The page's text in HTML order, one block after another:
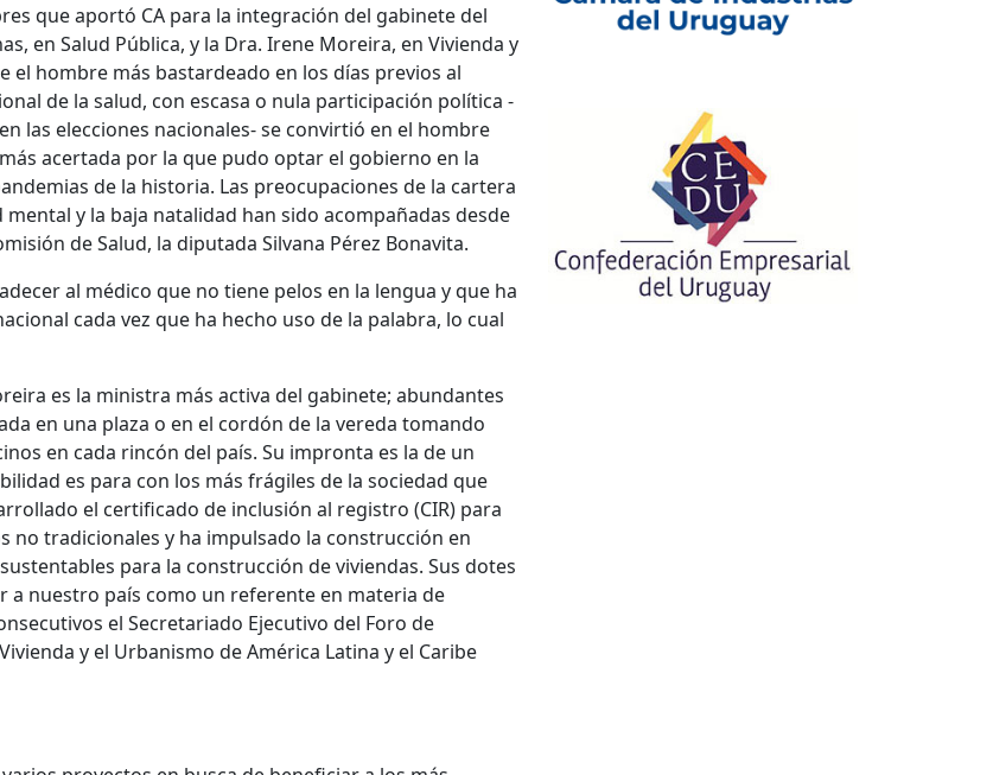
que aportó CA para la integración del gabinete del
en Salud Pública, y la Dra. Irene Moreira, en Vivienda y
hombre más bastardeado en los días previos al
de la salud, con escasa o nula participación política -
las elecciones nacionales- se convirtió en el hombre
acertada por la que pudo optar el gobierno en la
de la historia. Las preocupaciones de la cartera
y la baja natalidad han sido acompañadas desde
de Salud, la diputada Silvana Pérez Bonavita.
al médico que no tiene pelos en la lengua y que ha
cada vez que ha hecho uso de la palabra, lo cual
es la ministra más activa del gabinete; abundantes
en una plaza o en el cordón de la vereda tomando
en cada rincón del país. Su impronta es la de un
es para con los más frágiles de la sociedad que
el certificado de inclusión al registro (CIR) para
no tradicionales y ha impulsado la construcción en
para la construcción de viviendas. Sus dotes
a nuestro país como un referente en materia de
el Secretariado Ejecutivo del Foro de
y el Urbanismo de América Latina y el Caribe